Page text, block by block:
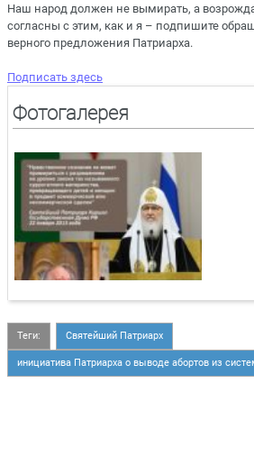
Наш народ должен не вымирать, а
согласны с этим, как и я – подпишите
верного предложения Патриарха.
Подписать здесь
Фотогалерея
Теги: Святейший Патриарх
инициатива Патриарха о выводе абортов из